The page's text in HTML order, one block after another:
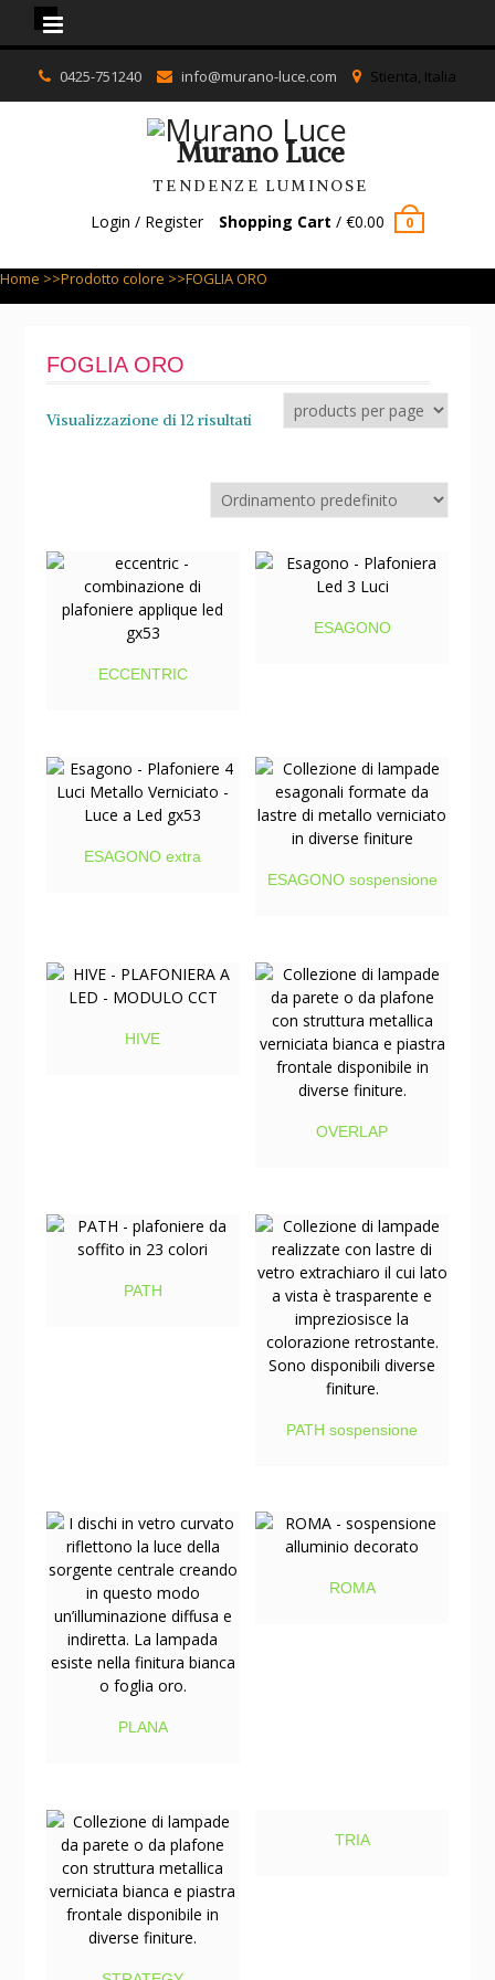
content
0425-751240 info@murano-luce.com Stienta, Italia
Murano Luce
TENDENZE LUMINOSE
Login / Register Shopping Cart /€0.00 0
Home >>Prodotto colore >>FOGLIA ORO
FOGLIA ORO
Visualizzazione di 12 risultati
ECCENTRIC
ESAGONO
ESAGONO extra
ESAGONO sospensione
HIVE
OVERLAP
PATH
PATH sospensione
PLANA
ROMA
TRIA
Murano Luce